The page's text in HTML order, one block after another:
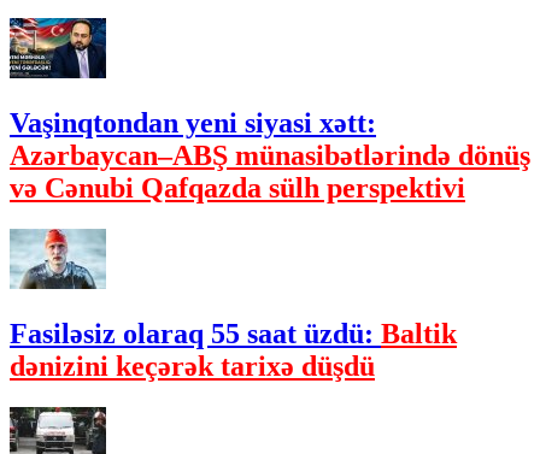
Vaşinqtondan yeni siyasi xətt:
Azərbaycan–ABŞ münasibətlərində dönüş
və Cənubi Qafqazda sülh perspektivi
Fasiləsiz olaraq 55 saat üzdü: Baltik
dənizini keçərək tarixə düşdü